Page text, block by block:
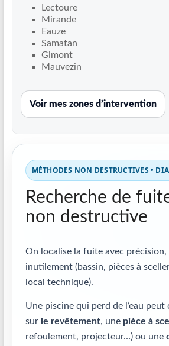
réparation
canalisations
Lectoure
Mirande
Eauze
Samatan
Gimont
Mauvezin
Voir mes zones d’intervention
MÉTHODES NON DESTRUCTIVES •
Recherche de
non destructive
On localise la fuite avec précision,
inutilement (bassin, pièces à
local technique).
Une piscine qui perd de l’eau
sur le revêtement, une pièce à
refoulement, projecteur…) ou une